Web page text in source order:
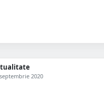
2020